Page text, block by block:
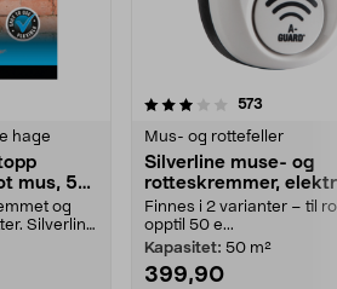
hage
mus, 5
og
Silverline
573
Mus- og rottefeller
Silverline muse- og
rotteskremmer,
Finnes i 2 varianter – til
opptil 50 e...
Kapasitet: 50 m²
399,90
3.5 av 5 stjerner